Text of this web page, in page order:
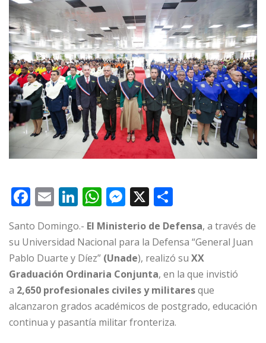
F
a
c
e
b
o
o
k
E
m
ai
l
Li
n
k
e
dI
n
W
h
at
s
A
p
p
M
ss
e
n
g
e
r
X
o
m
p
ar
ti
r
Santo Domingo.- El Ministerio de Defensa, a través de
su Universidad Nacional para la Defensa “General Juan
Pablo Duarte y Díez” (Unade), realizó su XX
Graduación Ordinaria Conjunta, en la que invistió
a 2,650 profesionales civiles y militaresque
alcanzaron grados académicos de postgrado, educación
continua y pasantía militar fronteriza.